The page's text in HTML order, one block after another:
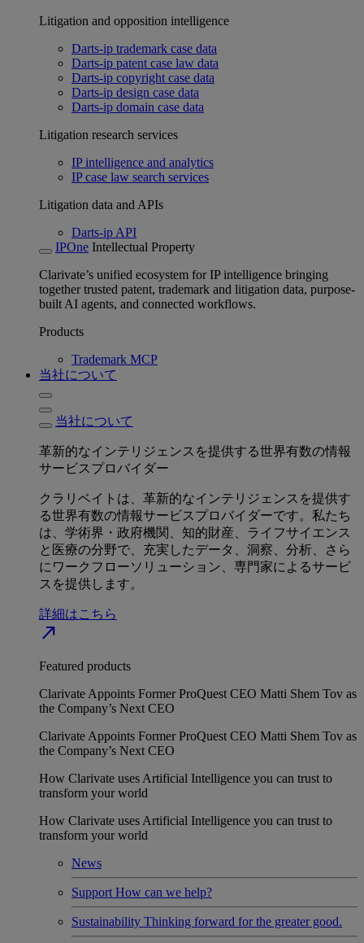
Litigation and opposition intelligence
Darts-ip trademark case data
Darts-ip patent case law data
Darts-ip copyright case data
Darts-ip design case data
Darts-ip domain case data
Litigation research services
IP intelligence and analytics
IP case law search services
Litigation data and APIs
Darts-ip API
IPOne Intellectual Property
Clarivate’s unified ecosystem for IP intelligence bringing
together trusted patent, trademark and litigation data, purpose-
built AI agents, and connected workflows.
Products
Trademark MCP
当社について
当社について
革新的なインテリジェンスを提供する世界有数の情報
サービスプロバイダー
クラリベイトは、革新的なインテリジェンスを提供す
る世界有数の情報サービスプロバイダーです。私たち
は、学術界・政府機関、知的財産、ライフサイエンス
と医療の分野で、充実したデータ、洞察、分析、さら
にワークフローソリューション、専門家によるサービ
スを提供します。
詳細はこちら
north_east
Featured products
Clarivate Appoints Former ProQuest CEO Matti Shem Tov as
the Company’s Next CEO
Clarivate Appoints Former ProQuest CEO Matti Shem Tov as
the Company’s Next CEO
How Clarivate uses Artificial Intelligence you can trust to
transform your world
How Clarivate uses Artificial Intelligence you can trust to
transform your world
News
Support How can we help?
Sustainability Thinking forward for the greater good.